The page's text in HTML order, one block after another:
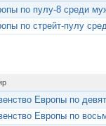
по пулу-8 среди
по стрейт-пулу
Европы по
Европы по